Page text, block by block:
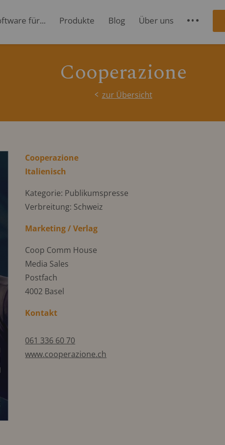
für... Produkte Blog Über uns S
Cooperazione
zur Übersicht
Cooperazione
Italienisch
Kategorie: Publikumspresse
Verbreitung: Schweiz
Marketing / Verlag
Coop Comm House
Media Sales
Postfach
4002 Basel
Kontakt
061 336 60 70
www.cooperazione.ch